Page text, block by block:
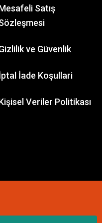
Satış
ve Güvenlik
İade Koşullari
Veriler Politikası